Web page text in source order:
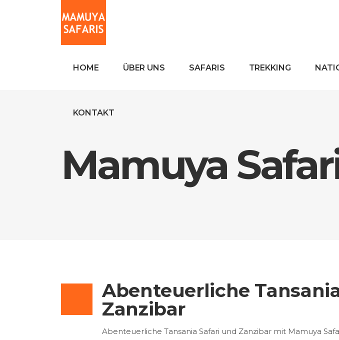
HOME ÜBER UNS SAFARIS TREKKING
KONTAKT
Mamuya
Abenteuerliche
Zanzibar
Abenteuerliche Tansania Safari und Zanzibar mit Mamuya